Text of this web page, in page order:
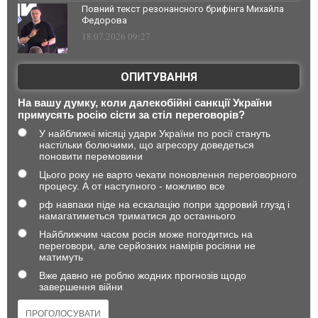
Повний текст резонансного брифінга Михайла
Федорова
18.07.2026 09:27
ОПИТУВАННЯ
На вашу думку, коли далекобійні санкції України
примусять росію сісти за стіл переговорів?
У найближчі місяці удари України по росії стануть
настільки болючими, що агресору доведеться
поновити перемовини
Цього року не варто чекати поновлення переговорного
процесу. А от наступного - можливо все
рф навпаки піде на ескалацію попри здоровий глузд і
намагатиметься триматися до останнього
Найближчим часом росія може погодитись на
переговори, але серйозних намірів росіяни не
матимуть
Вже давно не роблю жодних прогнозів щодо
завершення війни